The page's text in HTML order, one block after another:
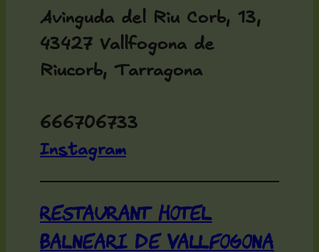
Avinguda del Riu Corb, 13,
43427 Vallfogona de
Riucorb, Tarragona
666706733
Instagram
Restaurant Hotel
Balneari de Vallfogona